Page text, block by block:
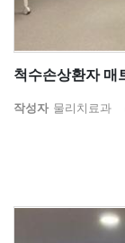
척수손상환자 매
작성자 물리치료과